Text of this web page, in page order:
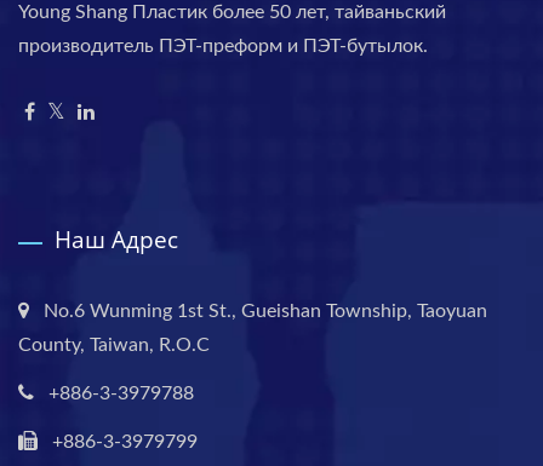
Young Shang Пластик более 50 лет, тайваньский
производитель ПЭТ-преформ и ПЭТ-бутылок.
Наш Адрес
No.6 Wunming 1st St., Gueishan Township, Taoyuan
County, Taiwan, R.O.C
+886-3-3979788
+886-3-3979799